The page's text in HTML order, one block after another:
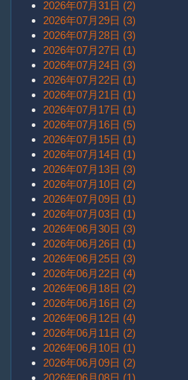
2026年07月31日 (2)
2026年07月29日 (3)
2026年07月28日 (3)
2026年07月27日 (1)
2026年07月24日 (3)
2026年07月22日 (1)
2026年07月21日 (1)
2026年07月17日 (1)
2026年07月16日 (5)
2026年07月15日 (1)
2026年07月14日 (1)
2026年07月13日 (3)
2026年07月10日 (2)
2026年07月09日 (1)
2026年07月03日 (1)
2026年06月30日 (3)
2026年06月26日 (1)
2026年06月25日 (3)
2026年06月22日 (4)
2026年06月18日 (2)
2026年06月16日 (2)
2026年06月12日 (4)
2026年06月11日 (2)
2026年06月10日 (1)
2026年06月09日 (2)
2026年06月08日 (1)